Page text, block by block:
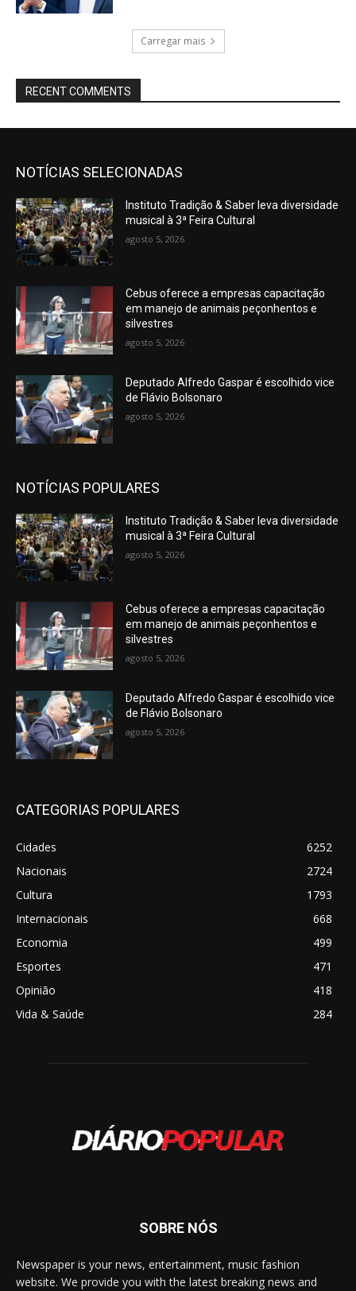
Carregar mais
RECENT COMMENTS
NOTÍCIAS SELECIONADAS
Instituto Tradição & Saber leva diversidade
musical à 3ª Feira Cultural
agosto 5, 2026
Cebus oferece a empresas capacitação
em manejo de animais peçonhentos e
silvestres
agosto 5, 2026
Deputado Alfredo Gaspar é escolhido vice
de Flávio Bolsonaro
agosto 5, 2026
NOTÍCIAS POPULARES
Instituto Tradição & Saber leva diversidade
musical à 3ª Feira Cultural
agosto 5, 2026
Cebus oferece a empresas capacitação
em manejo de animais peçonhentos e
silvestres
agosto 5, 2026
Deputado Alfredo Gaspar é escolhido vice
de Flávio Bolsonaro
agosto 5, 2026
CATEGORIAS POPULARES
Cidades
6252
Nacionais
2724
Cultura
1793
Internacionais
668
Economia
499
Esportes
471
Opinião
418
Vida & Saúde
284
SOBRE NÓS
Newspaper is your news, entertainment, music fashion
website. We provide you with the latest breaking news and